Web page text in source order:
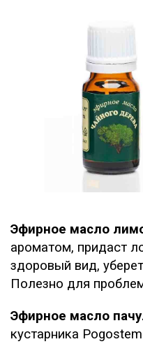
Эфирное масло
ароматом, придаст
здоровый вид,
Полезно для
Эфирное масло
кустарника